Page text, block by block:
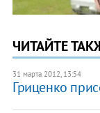
ЧИТАЙТЕ
31 марта 2012, 13:54
Гриценко